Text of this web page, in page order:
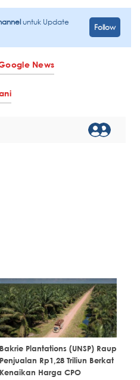
untuk Update
Follow
News
Bakrie Plantations (UNSP) Raup
Penjualan Rp1,28 Triliun Berkat
Kenaikan Harga CPO